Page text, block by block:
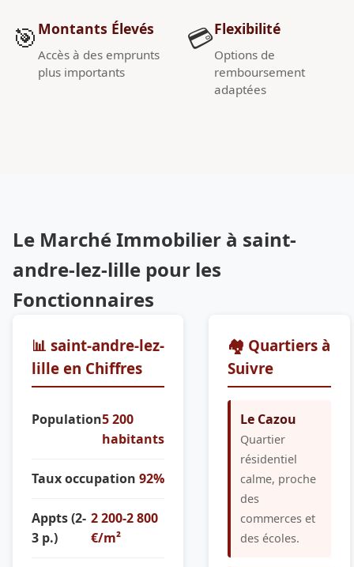
🎯 Montants Élevés
Accès à des emprunts
plus importants
💳Flexibilité
Options de
remboursement
adaptées
Le Marché Immobilier à saint-
andre-lez-lille pour les
Fonctionnaires
📊 saint-andre-lez-
lille en Chiffres
Population5 200
habitants
Taux occupation 92%
Appts (2-
3 p.)
2 200-2 800
€/m²
🏘️ Quartiers à
Suivre
Le Cazou
Quartier
résidentiel
calme, proche
des
commerces et
des écoles.